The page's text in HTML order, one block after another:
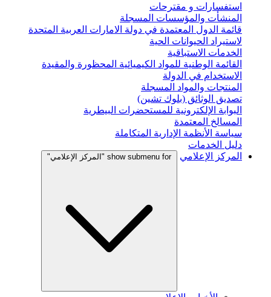
استفسارات و مقترحات
المنشأت والمؤسسات المسجلة
قائمة الدول المعتمدة في دولة الامارات العربية المتحدة
لاستيراد الحيوانات الحية
الخدمات الاستباقية
القائمة الوطنية للمواد الكيميائية المحظورة والمقيدة
الاستخدام في الدولة
المنتجات والمواد المسجلة
تصديق الوثائق (بلوك تشين)
البوابة الإلكترونية للمستحضرات البيطرية
المسالخ المعتمدة
سياسة الأنظمة الإدارية المتكاملة
دليل الخدمات
المركز الإعلامي
show submenu for "المركز الإعلامي"